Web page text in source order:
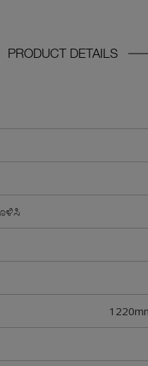
PRODUCT DETAILS